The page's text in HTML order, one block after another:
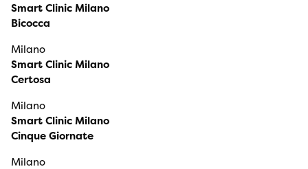
Smart Clinic Milano
Bicocca
Milano
Smart Clinic Milano
Certosa
Milano
Smart Clinic Milano
Cinque Giornate
Milano